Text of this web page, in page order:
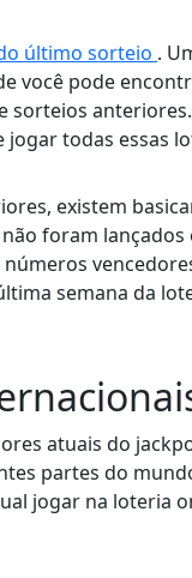
último sorteio .
você pode
todas essas
existem
foram
semana da
atuais do
partes do
jogar na loteria